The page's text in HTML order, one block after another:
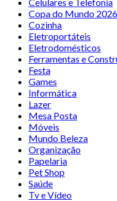
Copa do Mundo 2026
Cozinha
Eletroportáteis
Eletrodomésticos
Ferramentas e
Festa
Games
Informática
Lazer
Mesa Posta
Móveis
Mundo Beleza
Organização
Papelaria
Pet Shop
Saúde
Tv e Vídeo